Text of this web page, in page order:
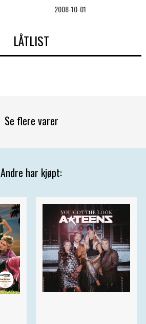
2008-10-01
LÅTLIST
Se flere varer
Andre har kjøpt: